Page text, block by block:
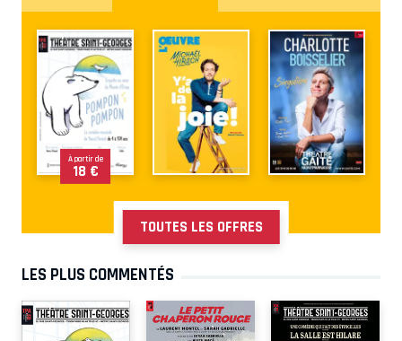
À partir de
18 €
TOUTES LES OFFRES
LES PLUS COMMENTÉS